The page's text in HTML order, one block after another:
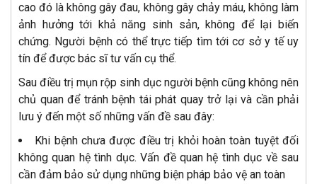
cao đó là không gây đau, không gây chảy máu, không làm
ảnh hưởng tới khả năng sinh sản, không để lại biến
chứng. Người bệnh có thể trực tiếp tìm tới cơ sở y tế uy
tín để được bác sĩ tư vấn cụ thể.
Sau điều trị mụn rộp sinh dục người bệnh cũng không nên
chủ quan để tránh bệnh tái phát quay trở lại và cần phải
lưu ý đến một số những vấn đề sau đây:
Khi bệnh chưa được điều trị khỏi hoàn toàn tuyệt đối
không quan hệ tình dục. Vấn đề quan hệ tình dục về sau
cần đảm bảo sử dụng những biện pháp bảo vệ an toàn